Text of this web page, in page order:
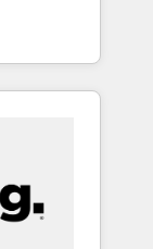
to
action
(GTM
a
⚙️